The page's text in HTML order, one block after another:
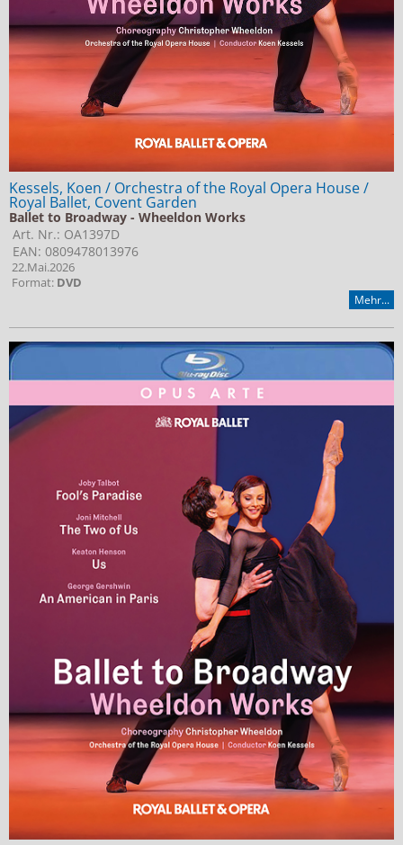
Kessels, Koen / Orchestra of the Royal Opera House /
Royal Ballet, Covent Garden
Ballet to Broadway - Wheeldon Works
Art. Nr.: OA1397D
EAN: 0809478013976
22.Mai.2026
Format: DVD
Mehr...